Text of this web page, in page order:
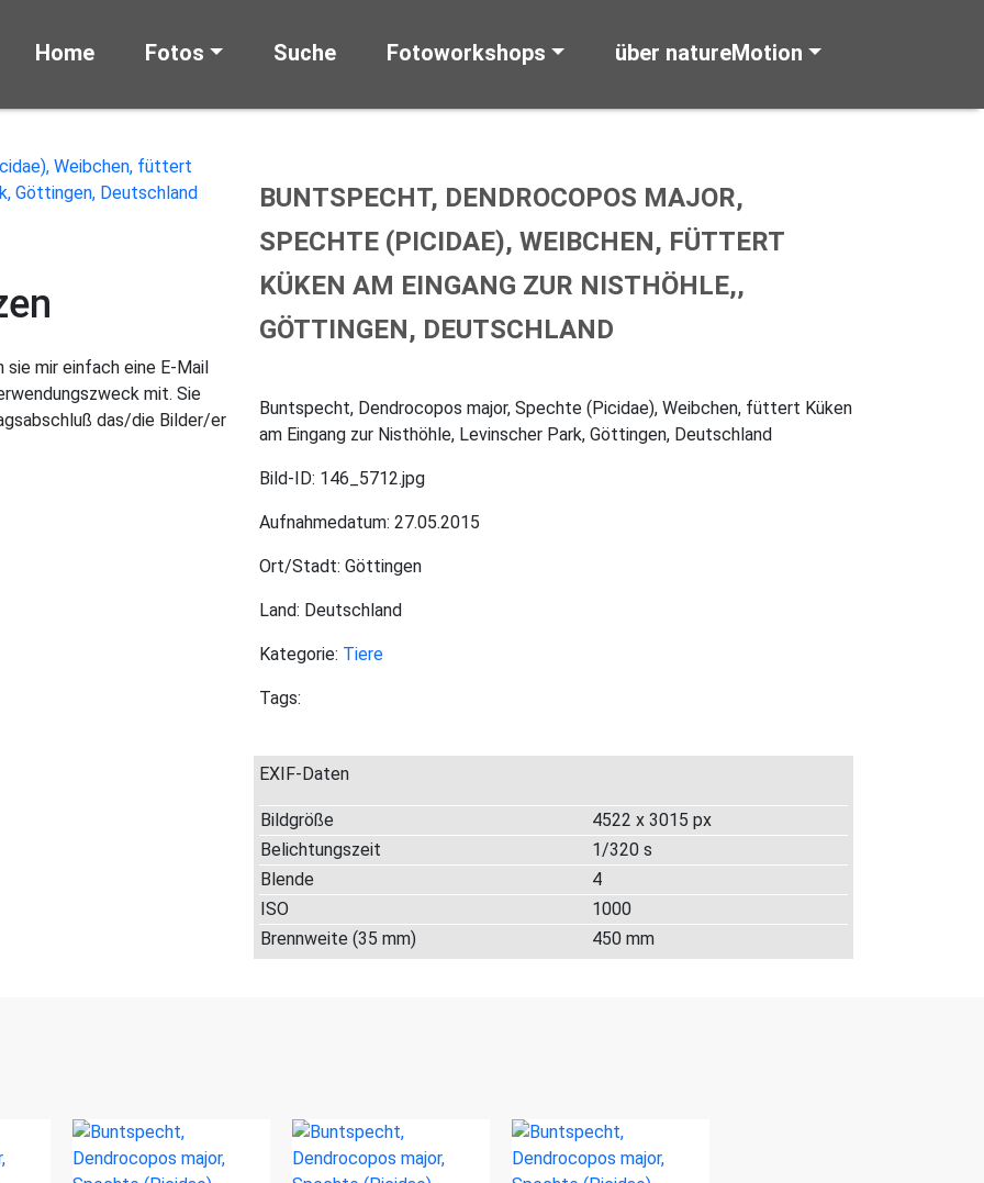
Home Fotos Suche Fotoworkshops über natureMotion
mir einfach eine E-Mail
mit. Sie
das/die Bilder/er
BUNTSPECHT, DENDROCOPOS MAJOR,
SPECHTE (PICIDAE), WEIBCHEN, FÜTTERT
KÜKEN AM EINGANG ZUR NISTHÖHLE,,
GÖTTINGEN, DEUTSCHLAND
Buntspecht, Dendrocopos major, Spechte (Picidae), Weibchen, füttert Küken
am Eingang zur Nisthöhle, Levinscher Park, Göttingen, Deutschland
Bild-ID: 146_5712.jpg
Aufnahmedatum: 27.05.2015
Ort/Stadt: Göttingen
Land: Deutschland
Kategorie: Tiere
Tags:
EXIF-Daten
Bildgröße
4522 x 3015 px
Belichtungszeit
1/320 s
Blende
4
ISO
1000
Brennweite (35 mm)
450 mm